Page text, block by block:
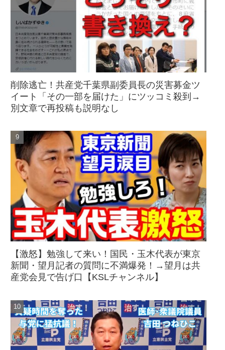
削除逃亡！共産党千葉県副委員長の災害募金ツ
イート「その一部を届けた」にツッコミ殺到→
別文章で再投稿も説明なし
【激怒】勉強して来い！国民・玉木代表が東京
新聞・望月記者の質問に不満爆発！→望月は共
産党会見で告げ口【KSLチャンネル】